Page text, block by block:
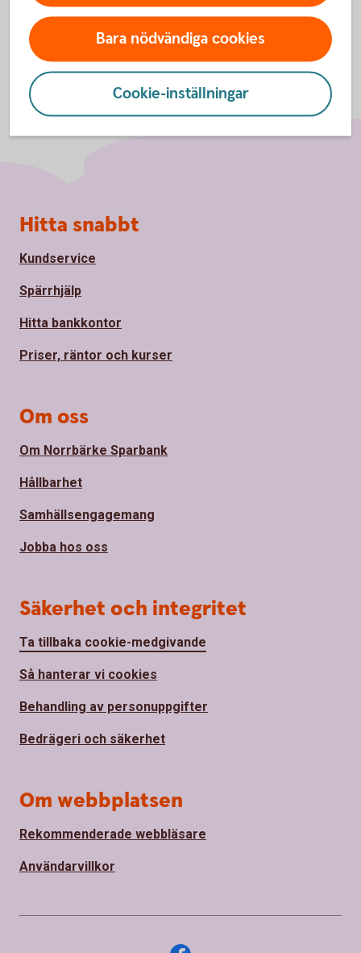
Bara nödvändiga cookies
Cookie-inställningar
Sidfot
Hitta snabbt
Kundservice
Spärrhjälp
Hitta bankkontor
Priser, räntor och kurser
Om oss
Om Norrbärke Sparbank
Hållbarhet
Samhällsengagemang
Jobba hos oss
Säkerhet och integritet
Ta tillbaka cookie-medgivande
Så hanterar vi cookies
Behandling av personuppgifter
Bedrägeri och säkerhet
Om webbplatsen
Rekommenderade webbläsare
Användarvillkor